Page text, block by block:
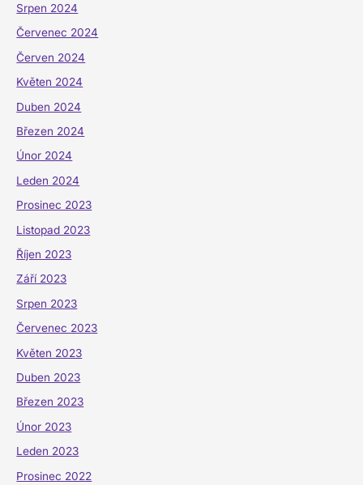
Srpen 2024
Červenec 2024
Červen 2024
Květen 2024
Duben 2024
Březen 2024
Únor 2024
Leden 2024
Prosinec 2023
Listopad 2023
Říjen 2023
Září 2023
Srpen 2023
Červenec 2023
Květen 2023
Duben 2023
Březen 2023
Únor 2023
Leden 2023
Prosinec 2022